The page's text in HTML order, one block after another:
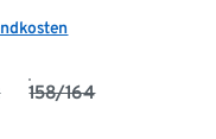
158/164